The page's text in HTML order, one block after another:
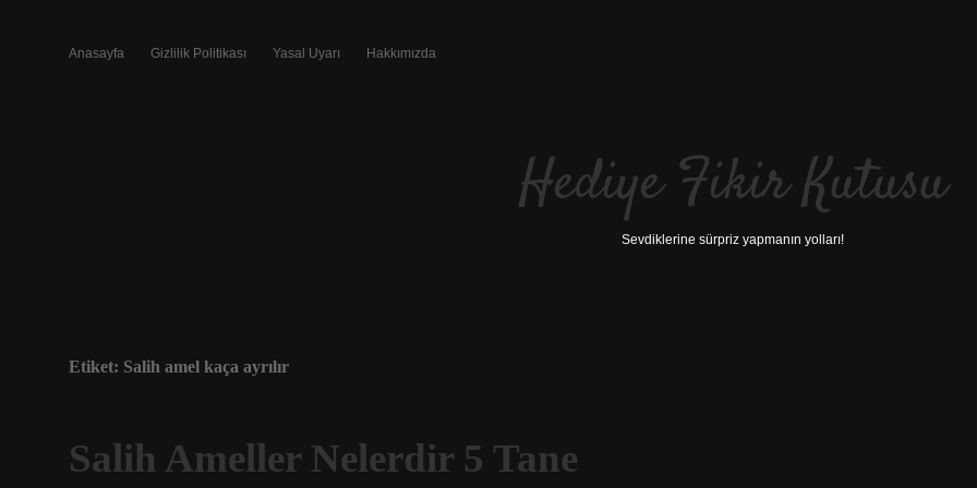
Anasayfa Gizlilik Politikası Yasal Uyarı Hakkımızda
Hediye Fikir Kutusu
Sevdiklerine sürpriz yapmanın yolları!
Etiket: Salih amel kaça ayrılır
Salih Ameller Nelerdir 5 Tane